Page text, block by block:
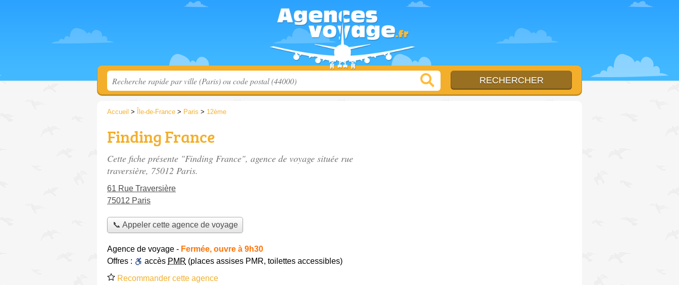
Accueil > Île-de-France > Paris > 12ème
Finding France
Cette fiche présente "Finding France", agence de voyage située rue
traversière, 75012 Paris.
61 Rue Traversière
75012 Paris
📞 Appeler cette agence de voyage
Agence de voyage - Fermée, ouvre à 9h30
Offres :
accès PMR (places assises PMR, toilettes accessibles)
Recommander cette agence